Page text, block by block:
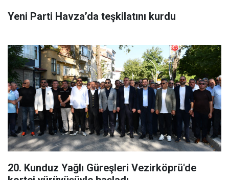
Yeni Parti Havza’da teşkilatını kurdu
20. Kunduz Yağlı Güreşleri Vezirköprü'de